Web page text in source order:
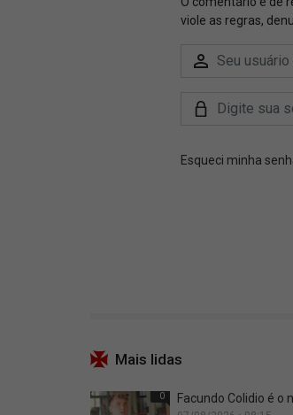
Mais lidas
0 Facundo Colidio é o